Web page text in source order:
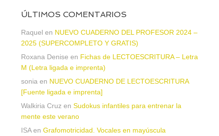
ÚLTIMOS COMENTARIOS
Raquel en NUEVO CUADERNO DEL PROFESOR 2024 –
2025 (SUPERCOMPLETO Y GRATIS)
Roxana Denise en Fichas de LECTOESCRITURA – Letra
M (Letra ligada e imprenta)
sonia en NUEVO CUADERNO DE LECTOESCRITURA
[Fuente ligada e imprenta]
Walkiria Cruz en Sudokus infantiles para entrenar la
mente este verano
ISAen Grafomotricidad. Vocales en mayúscula